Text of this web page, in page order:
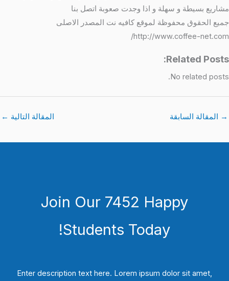
مشاريع بسيطة و سهلة و اذا وجدت صعوبة اتصل بنا
جميع الحقوق محفوظة لموقع كافيه نت المصدر الاصلى
http://www.coffee-net.com/
Related Posts:
No related posts.
→ المقالة السابقة المقالة التالية ←
Join Our 7452 Happy
Students​ Today!
Enter description text here. Lorem ipsum dolor sit amet,